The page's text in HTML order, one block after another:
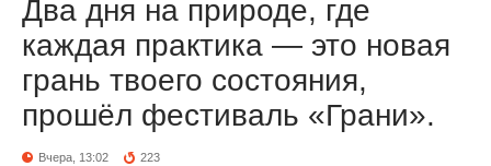
Два дня на природе, где
каждая практика — это новая
грань твоего состояния,
прошёл фестиваль «Грани».
Вчера, 13:02 223